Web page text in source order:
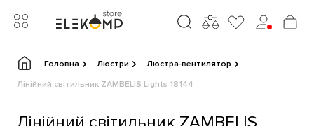
Головна Люстри
Люстра-вентилятор
Лінійний світильник ZAMBELIS Lights 18144